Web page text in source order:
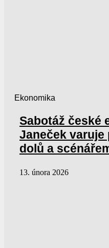
Ekonomika
Sabotáž české
Janeček varuje
dolů a
13. února 2026